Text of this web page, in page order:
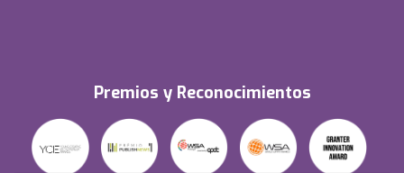
Premios y Reconocimientos